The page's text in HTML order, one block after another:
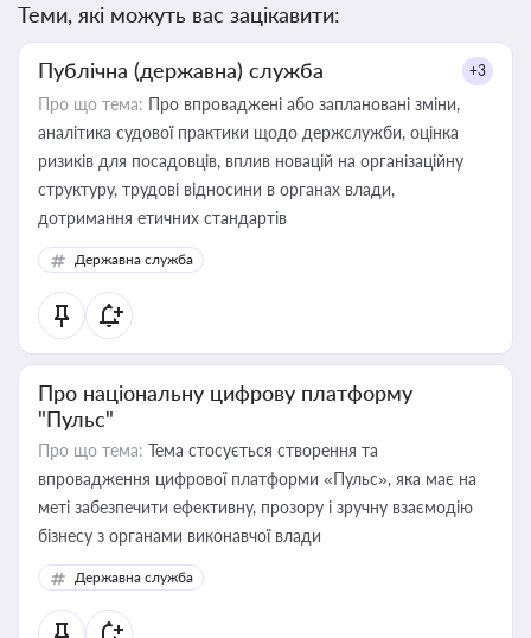
Теми, які можуть вас зацікавити:
Публічна (державна) служба +3
Про що тема: Про впроваджені або заплановані зміни,
аналітика судової практики щодо держслужби, оцінка
ризиків для посадовців, вплив новацій на організаційну
структуру, трудові відносини в органах влади,
дотримання етичних стандартів
Державна служба
Про національну цифрову платформу
"Пульс"
Про що тема: Тема стосується створення та
впровадження цифрової платформи «Пульс», яка має на
меті забезпечити ефективну, прозору і зручну взаємодію
бізнесу з органами виконавчої влади
Державна служба